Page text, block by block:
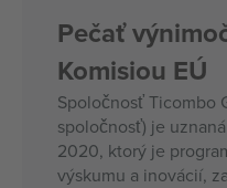
Pečať
Komisiou EÚ
Spoločnosť Ticombo
spoločnosť) je
2020, ktorý je
výskumu a inovácií,